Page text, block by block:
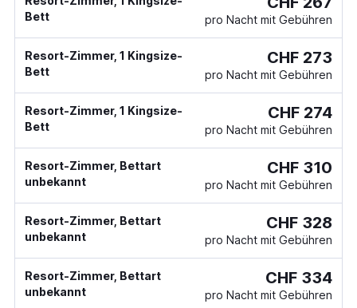
Bett
pro Nacht mit Gebühren
Resort-Zimmer, 1 Kingsize-
Bett
CHF 273
pro Nacht mit Gebühren
Resort-Zimmer, 1 Kingsize-
Bett
CHF 274
pro Nacht mit Gebühren
Resort-Zimmer, Bettart
unbekannt
CHF 310
pro Nacht mit Gebühren
Resort-Zimmer, Bettart
unbekannt
CHF 328
pro Nacht mit Gebühren
Resort-Zimmer, Bettart
unbekannt
CHF 334
pro Nacht mit Gebühren